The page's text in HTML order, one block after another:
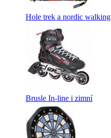
Hole trek a nordic walking
Brusle In-line i zimní